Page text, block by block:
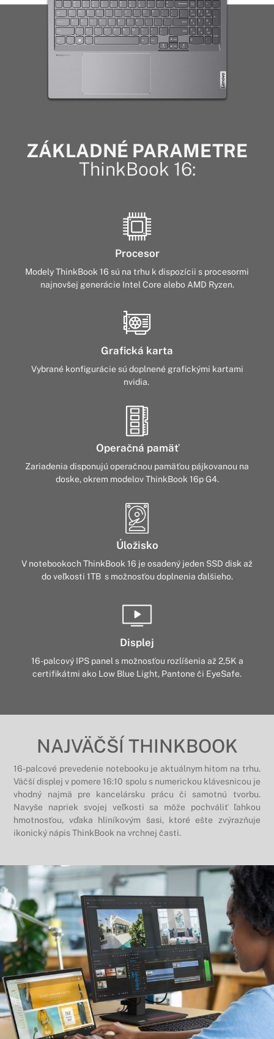
ZÁKLADNÉ PARAMETRE
ThinkBook 16:
Procesor
Modely ThinkBook 16 sú na trhu k dispozícii s procesormi
najnovšej generácie Intel Core alebo AMD Ryzen.
Grafická karta
Vybrané konfigurácie sú doplnené grafickými kartami
nvidia.
Operačná pamäť
Zariadenia disponujú operačnou pamäťou pájkovanou na
doske, okrem modelov ThinkBook 16p G4.
Úložisko
V notebookoch ThinkBook 16 je osadený jeden SSD disk až
do veľkosti 1TB s možnosťou doplnenia ďalšieho.
Displej
16-palcový IPS panel s možnosťou rozlíšenia až 2,5K a
certifikátmi ako Low Blue Light, Pantone či EyeSafe.
NAJVÄČŠÍ THINKBOOK
16-palcové prevedenie notebooku je aktuálnym hitom na trhu.
Väčší displej v pomere 16:10 spolu s numerickou klávesnicou je
vhodný najmä pre kancelársku prácu či samotnú tvorbu.
Navyše napriek svojej veľkosti sa môže pochváliť ľahkou
hmotnosťou, vďaka hliníkovým šasi, ktoré ešte zvýrazňuje
ikonický nápis ThinkBook na vrchnej časti.